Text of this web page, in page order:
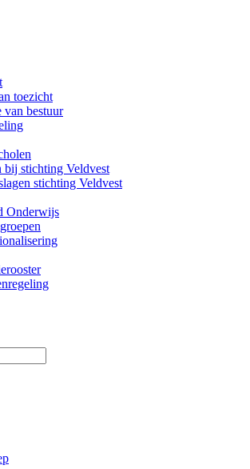
toezicht
van bestuur
bij stichting Veldvest
stichting Veldvest
Onderwijs